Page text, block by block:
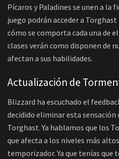
Pícaros y Paladines se unen a la
juego podrán acceder a
cómo se comporta cada una de
clases verán como disponen de
afectan a sus habilidades.
Actualización de
Blizzard ha escuchado el
decidido eliminar esta sensación
Torghast. Ya hablamos que los
que afecta a los niveles más
temporizador. Ya que tenías que